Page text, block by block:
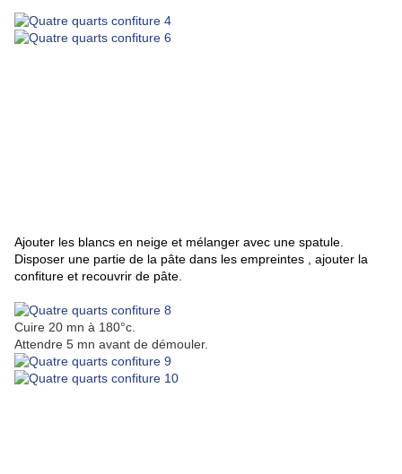
Ajouter les blancs en neige et mélanger avec une spatule.
Disposer une partie de la pâte dans les empreintes , ajouter la
confiture et recouvrir de pâte.
Cuire 20 mn à 180°c.
Attendre 5 mn avant de démouler.